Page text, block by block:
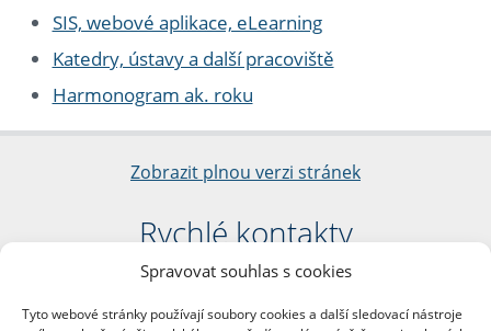
Spravovat souhlas s cookies
Tyto webové stránky používají soubory cookies a další sledovací nástroje
SIS, webové aplikace, eLearning
Katedry, ústavy a další pracoviště
Harmonogram ak. roku
Zobrazit plnou verzi stránek
Rychlé kontakty
Filozofická fakulta
nám. Jana Palacha 1/2